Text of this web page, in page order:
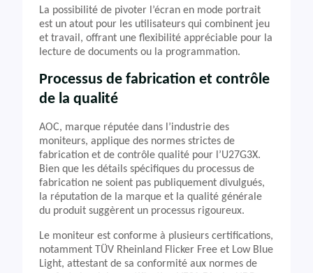
La possibilité de pivoter l’écran en mode portrait
est un atout pour les utilisateurs qui combinent jeu
et travail, offrant une flexibilité appréciable pour la
lecture de documents ou la programmation.
Processus de fabrication et contrôle
de la qualité
AOC, marque réputée dans l’industrie des
moniteurs, applique des normes strictes de
fabrication et de contrôle qualité pour l’U27G3X.
Bien que les détails spécifiques du processus de
fabrication ne soient pas publiquement divulgués,
la réputation de la marque et la qualité générale
du produit suggèrent un processus rigoureux.
Le moniteur est conforme à plusieurs certifications,
notamment TÜV Rheinland Flicker Free et Low Blue
Light, attestant de sa conformité aux normes de